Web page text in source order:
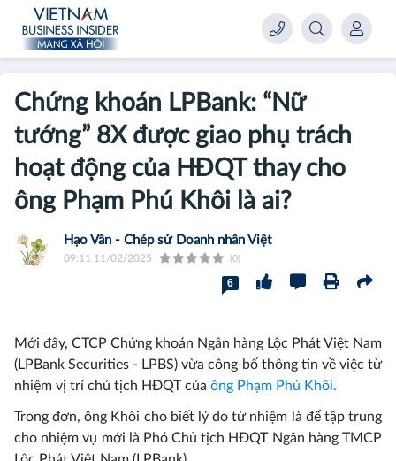
Chứng khoán LPBank: “Nữ
tướng” 8X được giao phụ trách
hoạt động của HĐQT thay cho
ông Phạm Phú Khôi là ai?
Hạo Vân - Chép sử Doanh nhân Việt
09:11 11/02/2025 (0)
6
Mới đây, CTCP Chứng khoán Ngân hàng Lộc Phát Việt Nam
(LPBank Securities - LPBS) vừa công bố thông tin về việc từ
nhiệm vị trí chủ tịch HĐQT của ông Phạm Phú Khôi.
Trong đơn, ông Khôi cho biết lý do từ nhiệm là để tập trung
cho nhiệm vụ mới là Phó Chủ tịch HĐQT Ngân hàng TMCP